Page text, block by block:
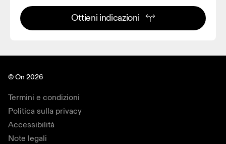
Ottieni indicazioni
© On 2026
Termini e condizioni
Politica sulla privacy
Accessibilità
Note legali